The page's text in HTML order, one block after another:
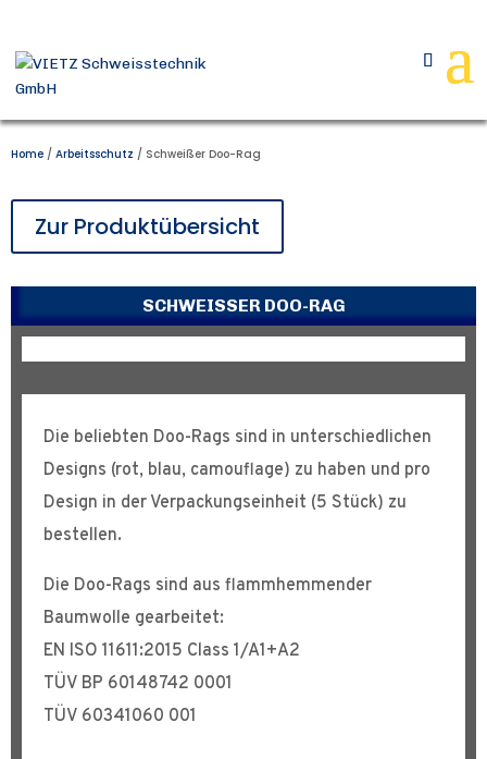
Home / Arbeitsschutz / Schweißer Doo-Rag
Zur Produktübersicht
SCHWEISSER DOO-RAG
Die beliebten Doo-Rags sind in unterschiedlichen
Designs (rot, blau, camouflage) zu haben und pro
Design in der Verpackungseinheit (5 Stück) zu
bestellen.
Die Doo-Rags sind aus flammhemmender
Baumwolle gearbeitet:
EN ISO 11611:2015 Class 1/A1+A2
TÜV BP 60148742 0001
TÜV 60341060 001